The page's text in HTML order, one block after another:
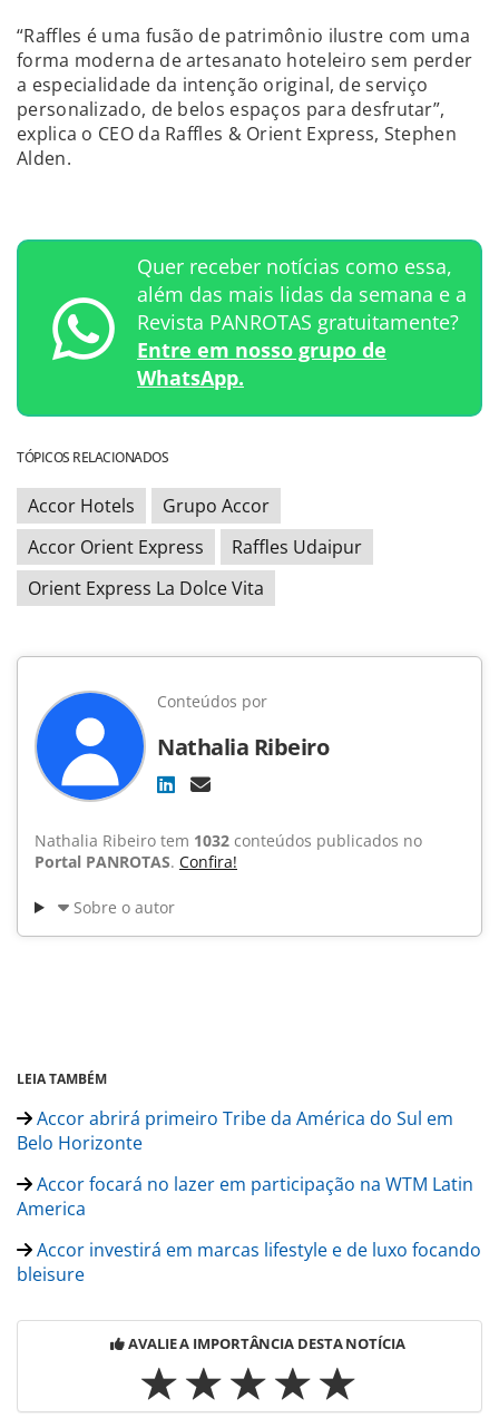
“Raffles é uma fusão de patrimônio ilustre com uma
forma moderna de artesanato hoteleiro sem perder
a especialidade da intenção original, de serviço
personalizado, de belos espaços para desfrutar”,
explica o CEO da Raffles & Orient Express, Stephen
Alden.
Quer receber notícias como essa,
além das mais lidas da semana e a
Revista PANROTAS gratuitamente?
Entre em nosso grupo de
WhatsApp.
TÓPICOS RELACIONADOS
Accor Hotels
Grupo Accor
Accor Orient Express
Raffles Udaipur
Orient Express La Dolce Vita
Conteúdos por
Nathalia Ribeiro
Nathalia Ribeiro tem 1032 conteúdos publicados no
Portal PANROTAS. Confira!
Sobre o autor
LEIA TAMBÉM
Accor abrirá primeiro Tribe da América do Sul em
Belo Horizonte
Accor focará no lazer em participação na WTM Latin
America
Accor investirá em marcas lifestyle e de luxo focando
bleisure
AVALIE A IMPORTÂNCIA DESTA NOTÍCIA